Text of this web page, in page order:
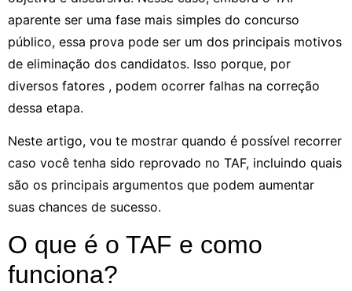
aparente ser uma fase mais simples do concurso
público, essa prova pode ser um dos principais motivos
de eliminação dos candidatos. Isso porque, por
diversos fatores , podem ocorrer falhas na correção
dessa etapa.
Neste artigo, vou te mostrar quando é possível recorrer
caso você tenha sido reprovado no TAF, incluindo quais
são os principais argumentos que podem aumentar
suas chances de sucesso.
O que é o TAF e como
funciona?